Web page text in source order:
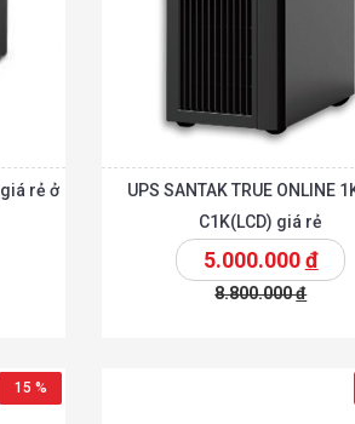
rẻ ở
UPS SANTAK TRUE ONLINE
C1K(LCD) giá rẻ
5.000.000đ
8.800.000đ
15 %